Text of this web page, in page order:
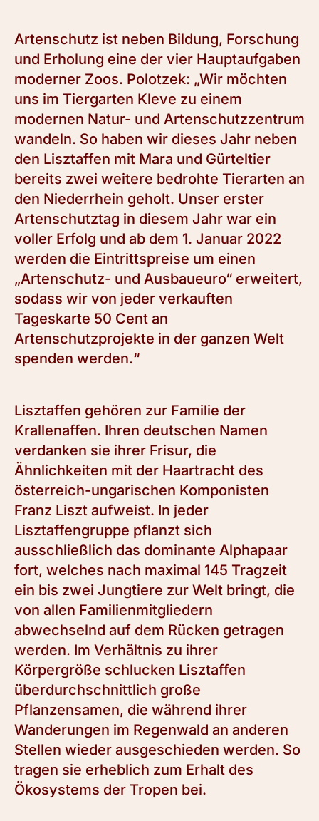
Artenschutz ist neben Bildung, Forschung
und Erholung eine der vier Hauptaufgaben
moderner Zoos. Polotzek: „Wir möchten
uns im Tiergarten Kleve zu einem
modernen Natur- und Artenschutzzentrum
wandeln. So haben wir dieses Jahr neben
den Lisztaffen mit Mara und Gürteltier
bereits zwei weitere bedrohte Tierarten an
den Niederrhein geholt. Unser erster
Artenschutztag in diesem Jahr war ein
voller Erfolg und ab dem 1. Januar 2022
werden die Eintrittspreise um einen
„Artenschutz- und Ausbaueuro“ erweitert,
sodass wir von jeder verkauften
Tageskarte 50 Cent an
Artenschutzprojekte in der ganzen Welt
spenden werden.“
Lisztaffen gehören zur Familie der
Krallenaffen. Ihren deutschen Namen
verdanken sie ihrer Frisur, die
Ähnlichkeiten mit der Haartracht des
österreich-ungarischen Komponisten
Franz Liszt aufweist. In jeder
Lisztaffengruppe pflanzt sich
ausschließlich das dominante Alphapaar
fort, welches nach maximal 145 Tragzeit
ein bis zwei Jungtiere zur Welt bringt, die
von allen Familienmitgliedern
abwechselnd auf dem Rücken getragen
werden. Im Verhältnis zu ihrer
Körpergröße schlucken Lisztaffen
überdurchschnittlich große
Pflanzensamen, die während ihrer
Wanderungen im Regenwald an anderen
Stellen wieder ausgeschieden werden. So
tragen sie erheblich zum Erhalt des
Ökosystems der Tropen bei.